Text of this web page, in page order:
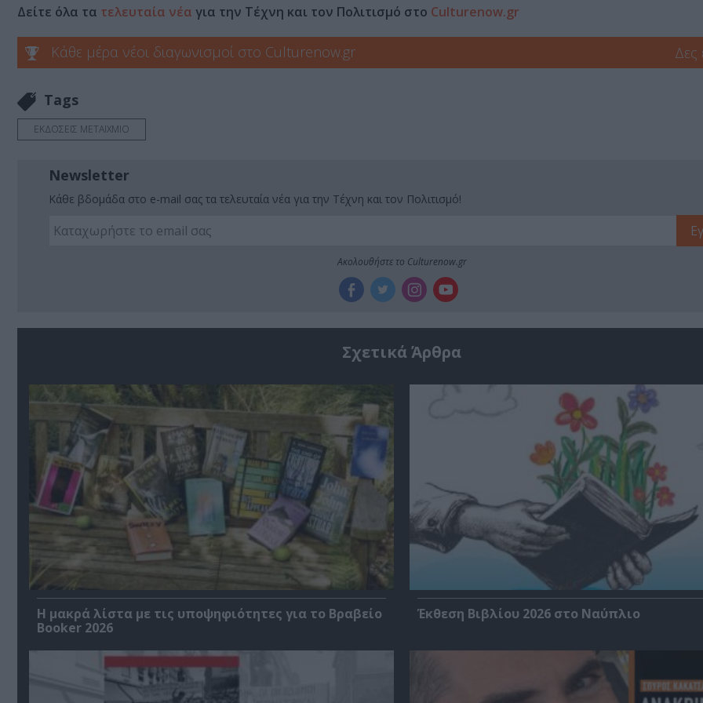
Δείτε όλα τα τελευταία νέα για την Τέχνη και τον Πολιτισμό στο Culturenow.gr
Κάθε μέρα νέοι διαγωνισμοί στο Culturenow.gr Δες
Tags
ΕΚΔΟΣΕΙΣ ΜΕΤΑΙΧΜΙΟ
Newsletter
Κάθε βδομάδα στο e-mail σας τα τελευταία νέα για την Τέχνη και τον Πολιτισμό!
Ακολουθήστε το Culturenow.gr
Σχετικά Άρθρα
Η μακρά λίστα με τις υποψηφιότητες για το Βραβείο
Booker 2026
Έκθεση Βιβλίου 2026 στο Ναύπλιο